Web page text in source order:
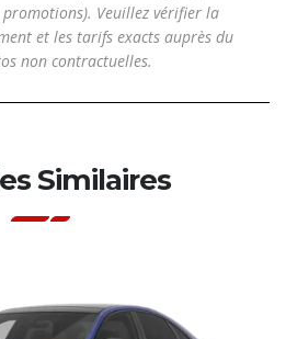
Veuillez vérifier la
et les tarifs exacts auprès du
non contractuelles.
Similaires